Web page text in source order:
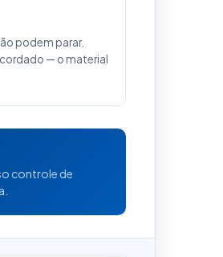
podem parar.
— o material
controle de